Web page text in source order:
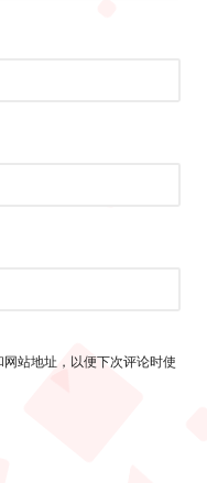
站地址，以便下次评论时使